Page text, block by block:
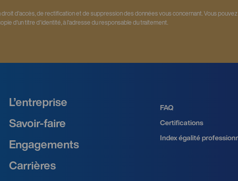
d'accès, de rectification et de suppression des données vous concernant. Vous
d'un titre d'identité, à l'adresse du responsable du traitement.
L’entreprise
Savoir‑faire
Engagements
Carrières
FAQ
Certifications
Index égalité